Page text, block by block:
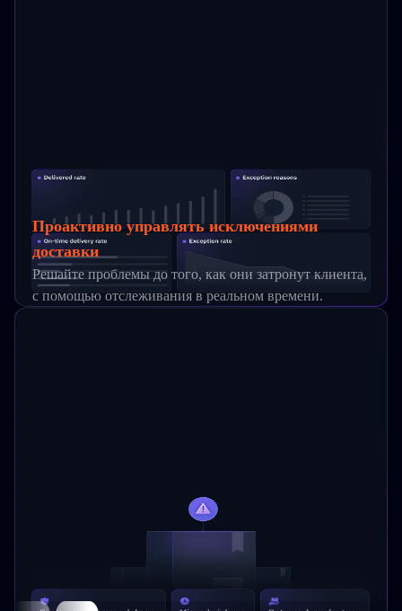
Проактивно управлять исключениями
доставки
Решайте проблемы до того, как они затронут клиента,
с помощью отслеживания в реальном времени.